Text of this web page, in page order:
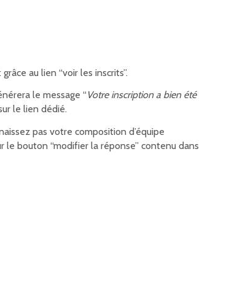
au lien “voir les inscrits”.
le message “Votre inscription a bien été
le lien dédié.
pas votre composition d’équipe
bouton “modifier la réponse” contenu dans